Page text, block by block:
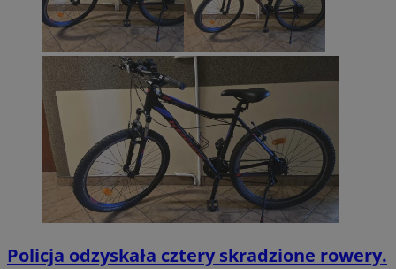
Policja odzyskała cztery skradzione rowery.